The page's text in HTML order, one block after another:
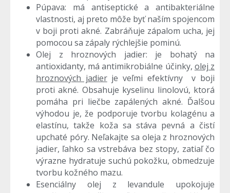
Púpava: má antiseptické a antibakteriálne
vlastnosti, aj preto môže byť naším spojencom
v boji proti akné. Zabráňuje zápalom ucha, jej
pomocou sa zápaly rýchlejšie pominú.
Olej z hroznových jadier: je bohatý na
antioxidanty, má antimikrobiálne účinky, olej z
hroznových jadierje veľmi efektívny v boji
proti akné. Obsahuje kyselinu linolovú, ktorá
pomáha pri liečbe zapálených akné. Ďalšou
výhodou je, že podporuje tvorbu kolagénu a
elastínu, takže koža sa stáva pevná a čistí
upchaté póry. Neľakajte sa oleja z hroznových
jadier, ľahko sa vstrebáva bez stopy, zatiaľ čo
výrazne hydratuje suchú pokožku, obmedzuje
tvorbu kožného mazu.
Esenciálny olej z levandule upokojuje